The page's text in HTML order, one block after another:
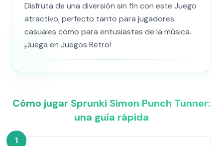
Disfruta de una diversión sin fin con este Juego
atractivo, perfecto tanto para jugadores
casuales como para entusiastas de la música.
¡Juega en Juegos Retro!
Cómo jugar Sprunki Simon Punch Tunner:
una guía rápida
1